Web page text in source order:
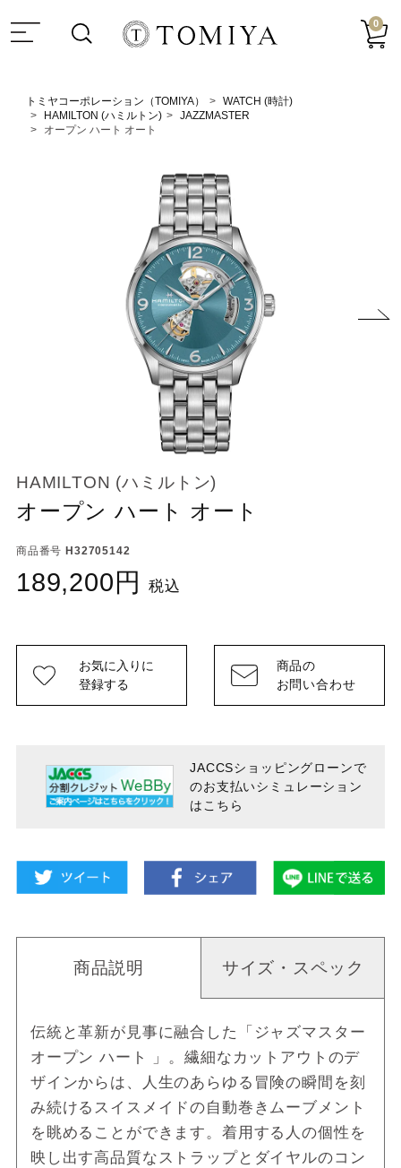
0
トミヤコーポレーション（TOMIYA）
WATCH (時計)
HAMILTON (ハミルトン)
JAZZMASTER
オープン ハート オート
HAMILTON (ハミルトン)
オープン ハート オート
商品番号 H32705142
189,200 税込
お気に入りに
登録する
商品の
お問い合わせ
JACCSショッピングローンで
のお支払いシミュレーション
はこちら
商品説明 サイズ・スペック
伝統と革新が見事に融合した「ジャズマスター
オープン ハート 」。繊細なカットアウトのデ
ザインからは、人生のあらゆる冒険の瞬間を刻
み続けるスイスメイドの自動巻きムーブメント
を眺めることができます。着用する人の個性を
映し出す高品質なストラップとダイヤルのコン